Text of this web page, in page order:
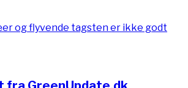
og flyvende tagsten er ikke godt